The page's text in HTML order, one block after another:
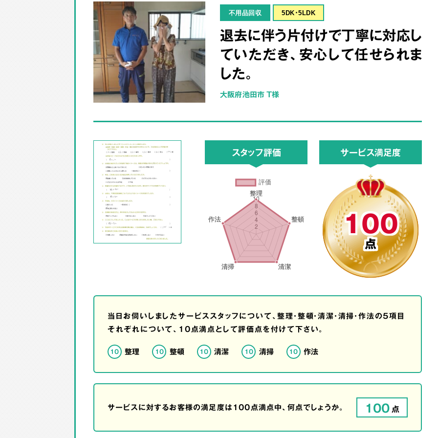
不用品回収 5DK･5LDK
退去に伴う片付けで丁寧に対応し
ていただき、安心して任せられま
した。
大阪府池田市 T様
スタッフ評価 サービス満足度
100
点
当日お伺いしましたサービススタッフについて、整理・整頓・清潔・清掃・作法の5項目
それぞれについて、10点満点として評価点を付けて下さい。
10 整理 10 整頓 10 清潔 10 清掃 10 作法
サービスに対するお客様の満足度は100点満点中、何点でしょうか。 100 点